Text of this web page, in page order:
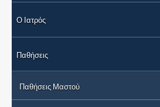
Ο Ιατρός
Παθήσεις
Παθήσεις Μαστού